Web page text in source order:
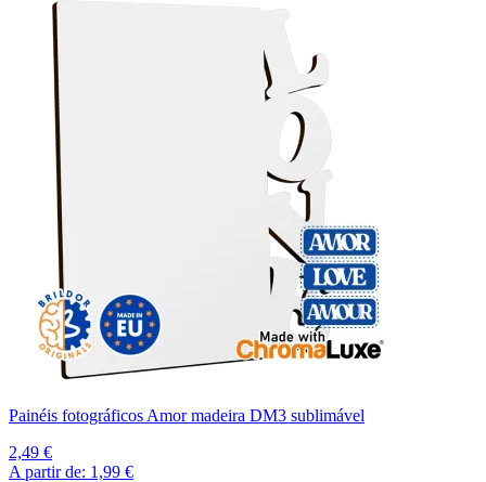
Painéis fotográficos Amor madeira DM3 sublimável
2,49 €
A partir de: 1,99 €